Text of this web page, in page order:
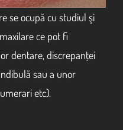
se ocupă cu studiul şi
ce pot fi
dentare, discrepanţei
sau a unor
etc).